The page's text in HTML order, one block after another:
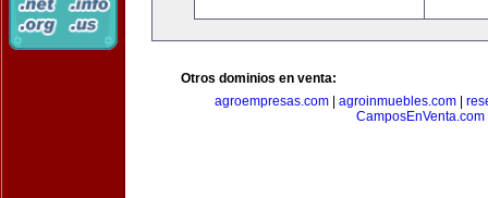
Otros dominios en venta:
agroempresas.com
agroinmuebles.com
CamposEnVenta.com